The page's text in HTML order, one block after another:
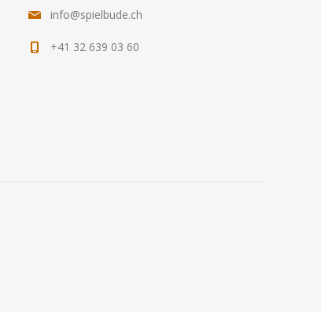
info@spielbude.ch
+41 32 639 03 60